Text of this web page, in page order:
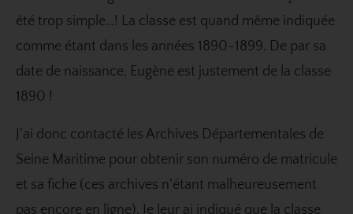
été trop simple…! La classe est quand même indiquée
comme étant dans les années 1890-1899. De par sa
date de naissance, Eugène est justement de la classe
1890 !
J’ai donc contacté les Archives Départementales de
Seine Maritime pour obtenir son numéro de matricule
et sa fiche (ces archives n’étant malheureusement
pas encore en ligne). Je leur ai indiqué que la classe